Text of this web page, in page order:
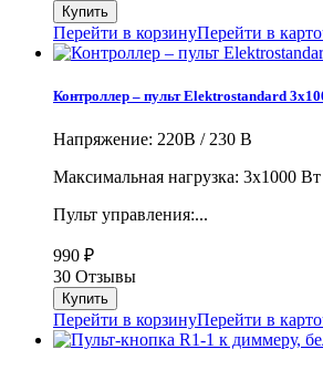
Перейти в корзинуПерейти в
Контроллер – пульт Elektrostandard
Напряжение: 220В / 230 В
Максимальная нагрузка: 3х1000 Вт
Пульт управления:...
990 ₽
30 Отзывы
Перейти в корзинуПерейти в